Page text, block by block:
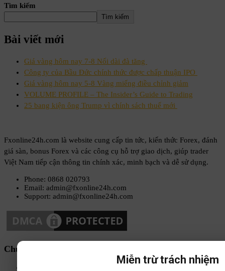
Tìm kiếm
Tìm kiếm
Bài viết mới
Giá vàng hôm nay 7-8 Nối dài đà tăng
Công ty của Bầu Đức chính thức được chấp thuận IPO
Giá vàng hôm nay 5-8 Vàng miếng điều chỉnh giảm
VOLUME PROFILE – The Insider’s Guide to Trading
25 bang kiện ông Trump vì chính sách thuế mới
Fxonline24h.com là website cung cấp tin tức, kiến thức Forex, đánh
giá sàn, bonus Forex và các công cụ hỗ trợ giao dịch, giúp trader
Việt Nam tiếp cận thông tin chính xác, minh bạch và dễ sử dụng.
Phone: 0868 020793
Email: admin@fxonline24h.com
Support: admin@fxonline24h.com
Chuyên mục
Miễn trừ trách nhiệm